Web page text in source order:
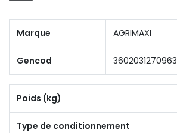
Marque AGRIMAXI
Gencod 3602031270963
Poids (kg)
Type de conditionnement